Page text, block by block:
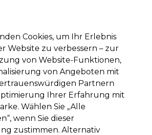
Anmelden
Haare Elektrogeräte Saloneinrichtung
und Lieferzeiten
– mehr erfahren
Up
Blush Brush
Cookies, um Ihr Erlebnis
Website zu verbessern – zur
von Website-Funktionen,
von Angeboten mit
Partnern
Ihrer Erfahrung mit
Wählen Sie „Alle
wenn Sie dieser
zustimmen. Alternativ